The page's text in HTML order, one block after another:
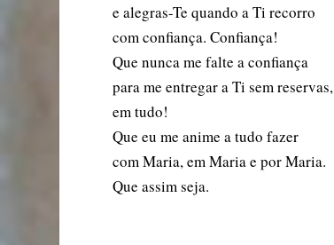
e alegras-Te quando a Ti recorro
com confiança. Confiança!
Que nunca me falte a confiança
para me entregar a Ti sem reservas,
em tudo!
Que eu me anime a tudo fazer
com Maria, em Maria e por Maria.
Que assim seja.